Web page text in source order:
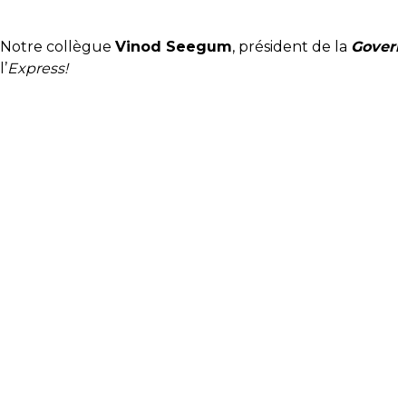
Notre collègue Vinod Seegum, président de la
l’Express!